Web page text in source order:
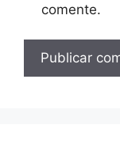
comente.